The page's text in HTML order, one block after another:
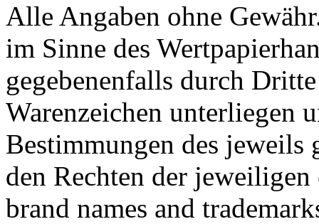
Alle Angaben ohne
im Sinne des
gegebenenfalls durch
Warenzeichen unterliegen
Bestimmungen des jeweils
den Rechten der
brand names and